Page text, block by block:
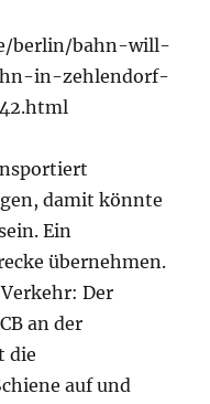
berlin/bahn-will-
in-zehlendorf-
damit könnte
Ein
übernehmen.
Der
an der
die
auf und